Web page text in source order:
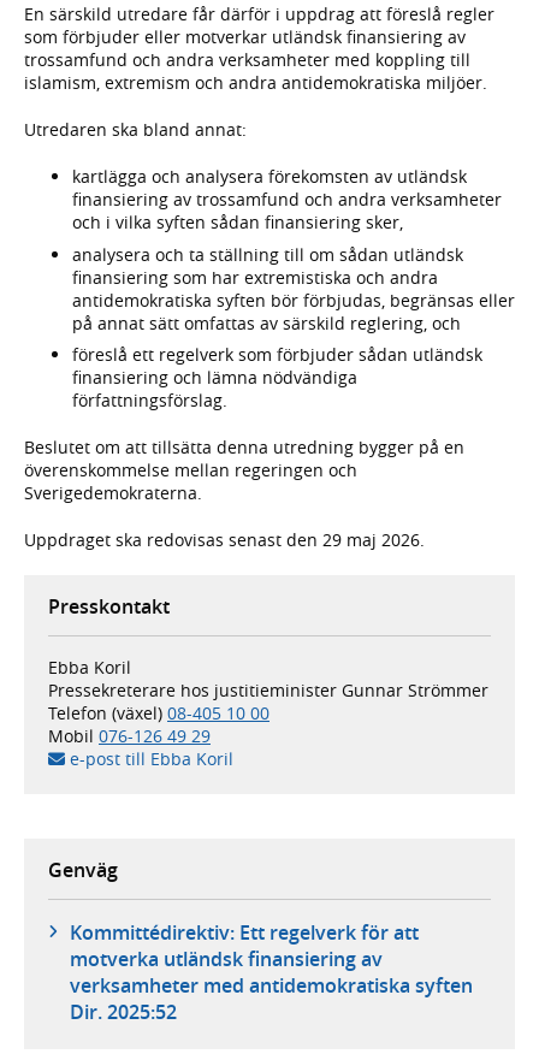
En särskild utredare får därför i uppdrag att föreslå regler
som förbjuder eller motverkar utländsk finansiering av
trossamfund och andra verksamheter med koppling till
islamism, extremism och andra antidemokratiska miljöer.
Utredaren ska bland annat:
kartlägga och analysera förekomsten av utländsk
finansiering av trossamfund och andra verksamheter
och i vilka syften sådan finansiering sker,
analysera och ta ställning till om sådan utländsk
finansiering som har extremistiska och andra
antidemokratiska syften bör förbjudas, begränsas eller
på annat sätt omfattas av särskild reglering, och
föreslå ett regelverk som förbjuder sådan utländsk
finansiering och lämna nödvändiga
författningsförslag.
Beslutet om att tillsätta denna utredning bygger på en
överenskommelse mellan regeringen och
Sverigedemokraterna.
Uppdraget ska redovisas senast den 29 maj 2026.
Presskontakt
Ebba Koril
Pressekreterare hos justitieminister Gunnar Strömmer
Telefon (växel) 08-405 10 00
Mobil 076-126 49 29
e-post till Ebba Koril
Genväg
Kommittédirektiv: Ett regelverk för att
motverka utländsk finansiering av
verksamheter med antidemokratiska syften
Dir. 2025:52